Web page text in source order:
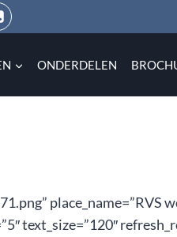
ONDERDELEN
place_name=”RVS
text_size=”120″